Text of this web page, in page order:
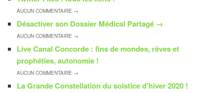
AUCUNCOMMENTAIRE →
Désactiver son Dossier Médical Partagé →
AUCUNCOMMENTAIRE →
Live Canal Concorde : fins de mondes, rêves et
prophéties, autonomie !
AUCUNCOMMENTAIRE →
La Grande Constellation du solstice d’hiver 2020 !